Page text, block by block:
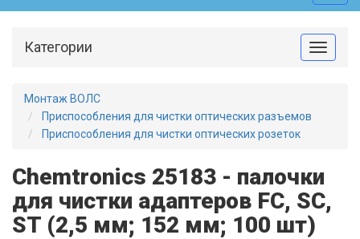
Toggle
Категории
Монтаж ВОЛС
Приспособления для чистки оптических разъемов
Приспособления для чистки оптических розеток
Chemtronics 25183 - палочки
для чистки адаптеров FC, SC,
ST (2,5 мм; 152 мм; 100 шт)